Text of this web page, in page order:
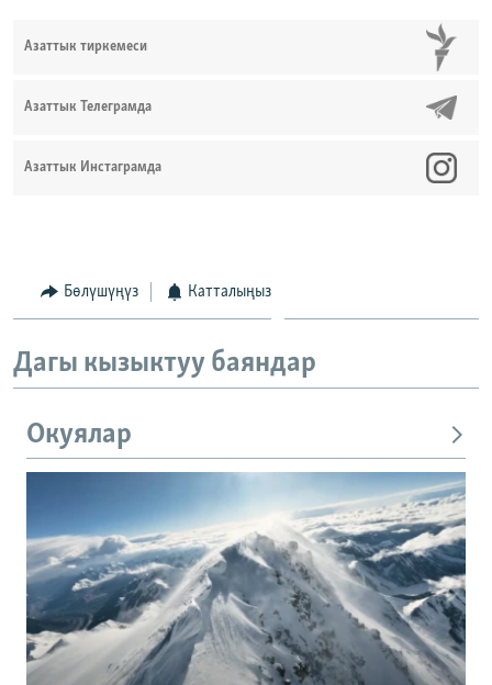
Азаттык тиркемеси
Азаттык Телеграмда
Азаттык Инстаграмда
Бөлүшүңүз Катталыңыз
Дагы кызыктуу баяндар
Окуялар